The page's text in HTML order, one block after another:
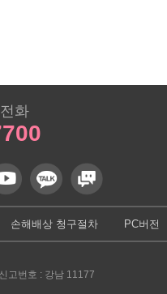
화
손해배상 청구절차 PC버전
고번호 : 강남 11177